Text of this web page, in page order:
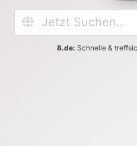
8.de: Schnelle &